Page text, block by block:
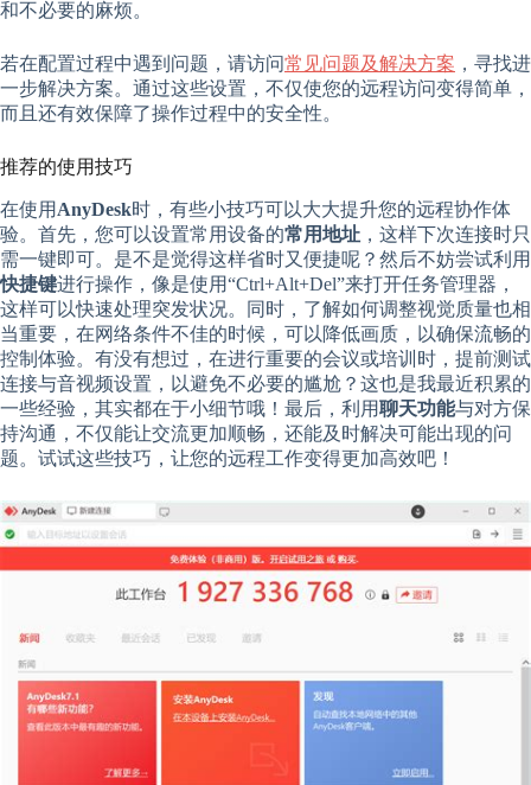
和不必要的麻烦。
若在配置过程中遇到问题，请访问常见问题及解决方案 ，寻找进
一步解决方案。通过这些设置，不仅使您的远程访问变得简单，
而且还有效保障了操作过程中的安全性。
推荐的使用技巧
在使用 AnyDesk时，有些小技巧可以大大提升您的远程协作体
验。首先，您可以设置常用设备的常用地址 ，这样下次连接时只
需一键即可。是不是觉得这样省时又便捷呢？然后不妨尝试利用
快捷键进行操作，像是使用“Ctrl+Alt+Del”来打开任务管理器，
这样可以快速处理突发状况。同时，了解如何调整视觉质量也相
当重要，在网络条件不佳的时候，可以降低画质，以确保流畅的
控制体验。有没有想过，在进行重要的会议或培训时，提前测试
连接与音视频设置，以避免不必要的尴尬？这也是我最近积累的
一些经验，其实都在于小细节哦！最后，利用聊天功能与对方保
持沟通，不仅能让交流更加顺畅，还能及时解决可能出现的问
题。试试这些技巧，让您的远程工作变得更加高效吧！